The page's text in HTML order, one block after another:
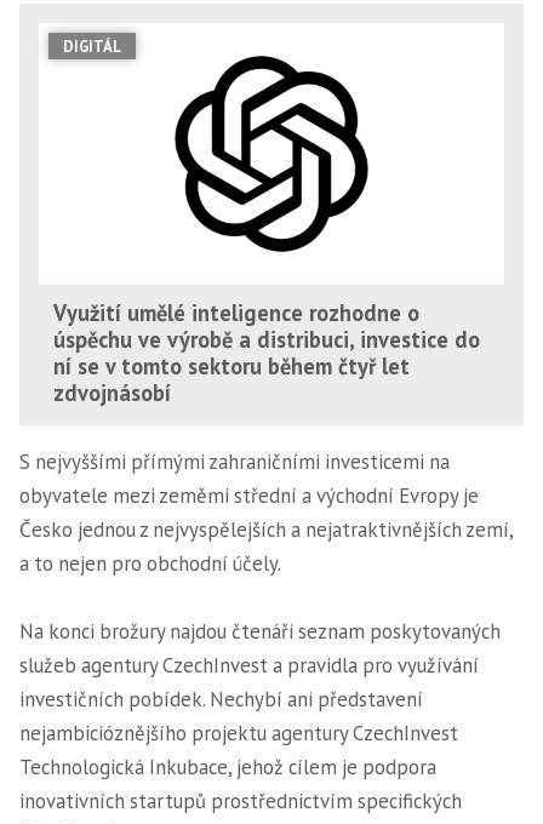
DIGITÁL
Využití umělé inteligence rozhodne o
úspěchu ve výrobě a distribuci, investice do
ní se v tomto sektoru během čtyř let
zdvojnásobí
S nejvyššími přímými zahraničními investicemi na
obyvatele mezi zeměmi střední a východní Evropy je
Česko jednou z nejvyspělejších a nejatraktivnějších zemí,
a to nejen pro obchodní účely.
Na konci brožury najdou čtenáři seznam poskytovaných
služeb agentury CzechInvest a pravidla pro využívání
investičních pobídek. Nechybí ani představení
nejambicióznějšího projektu agentury CzechInvest
Technologická Inkubace, jehož cílem je podpora
inovativních startupů prostřednictvím specifických